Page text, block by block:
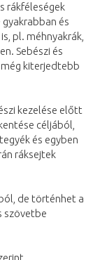
rákféleségek
és
pl. méhnyakrák,
Sebészi és
kiterjedtebb
kezelése előtt
céljából,
és egyben
ráksejtek
de történhet a
szövetbe